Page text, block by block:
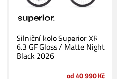
Silniční kolo Superior XR
6.3 GF Gloss / Matte Night
Black 2026
od 40 990 Kč